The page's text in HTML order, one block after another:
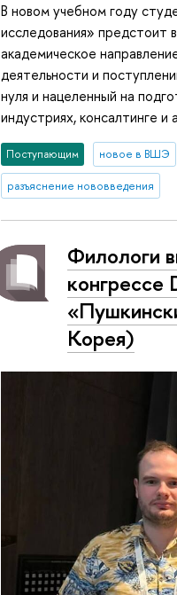
В новом учебном году
исследования» предстоит
академическое
деятельности и
нуля и нацеленный на
индустриях, консалтинге и
Поступающим новое в ВШЭ
разъяснение нововведения
Филологи
конгрессе
Корея)